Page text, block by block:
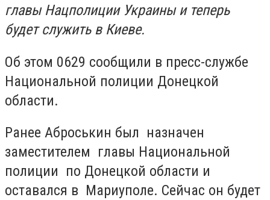
главы Нацполиции Украины и теперь
будет служить в Киеве.
Об этом 0629 сообщили в пресс-службе
Национальной полиции Донецкой
области.
Ранее Аброськин был назначен
заместителем главы Национальной
полиции по Донецкой области и
оставался в Мариуполе. Сейчас он будет